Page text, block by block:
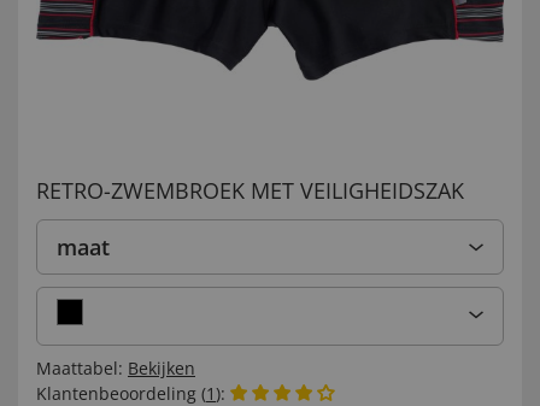
RETRO-ZWEMBROEK MET VEILIGHEIDSZAK
maat
Maattabel: Bekijken
Klantenbeoordeling (1):